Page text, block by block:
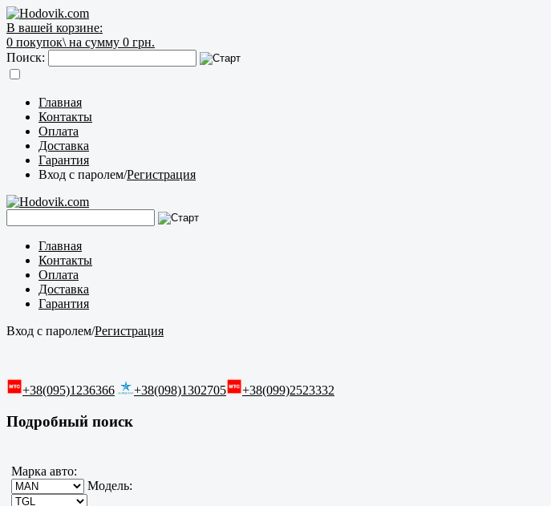
В вашей корзине:
0 покупок\ на сумму 0 грн.
Поиск:
Главная
Контакты
Оплата
Доставка
Гарантия
Вход с паролем/Регистрация
Главная
Контакты
Оплата
Доставка
Гарантия
Вход с паролем/Регистрация
+38(095)1236366 +38(098)1302705 +38(099)2523332
Подробный поиск
Марка авто:
Модель: